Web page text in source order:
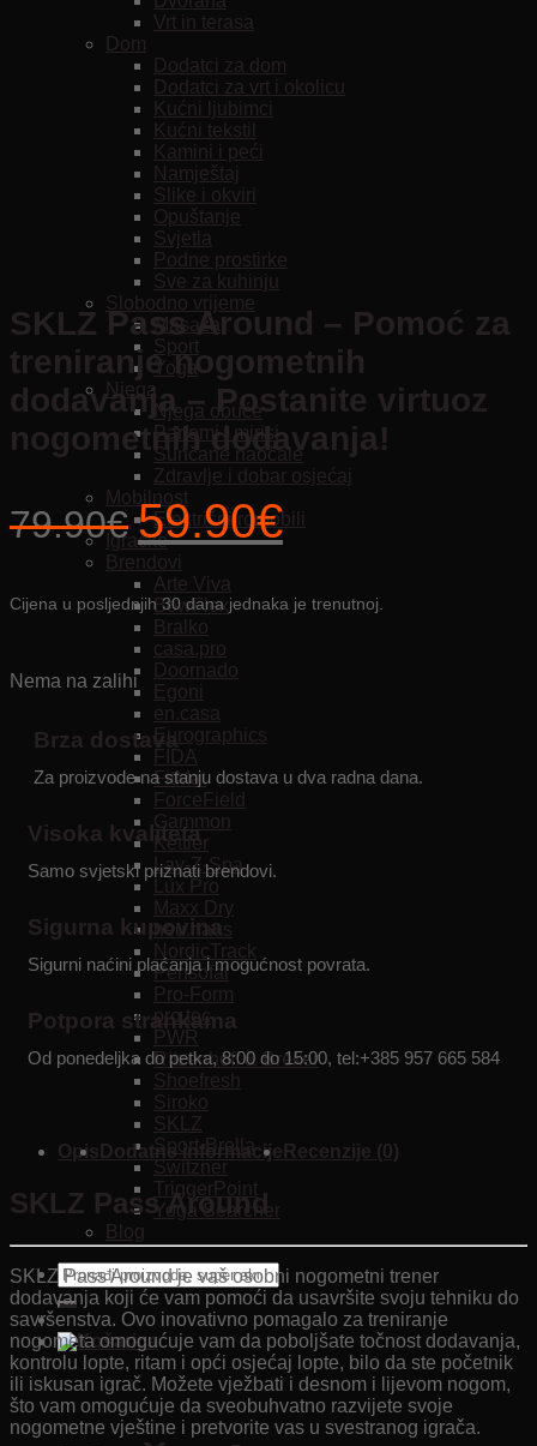
Vrt in terasa
Dom
Dodatci za dom
Dodatci za vrt i okolicu
Kućni ljubimci
Kućni tekstil
Kamini i peći
Namještaj
Slike i okviri
Opuštanje
Svjetla
Podne prostirke
Sve za kuhinju
Slobodno vrijeme
Masaža
Sport
Yoga
Njega
Njega obuće
Parfemi i mirisi
Sunčane naočale
Zdravlje i dobar osjećaj
Mobilnost
Električni romobili
Igračke
Brendovi
Arte Viva
BowFlex
Bralko
casa.pro
Doornado
Egoni
en.casa
Eurographics
FIDA
FitMat
ForceField
Gammon
Kettler
Lay-Z-Spa
Lux Pro
Maxx Dry
neu.haus
NordicTrack
Pensofal
Pro-Form
pro.tec
PWR
Ritzenhoff & Breker
Shoefresh
Siroko
SKLZ
Sport-Brella
Switzner
TriggerPoint
Yoga Searcher
Blog
Pretraži:
SKLZ Pass Around – Pomoć za
treniranje nogometnih
dodavanja – Postanite virtuoz
nogometnih dodavanja!
79.90€ Izvorna
cijena
bila
je:
79.90€.
59.90€Trenutna
cijena
je:
Cijena u posljednjih 30 dana jednaka je trenutnoj.
Nema na zalihi
Brza dostava
Za proizvode na stanju dostava u dva radna dana.
Visoka kvaliteta
Samo svjetski priznati brendovi.
Sigurna kupovina
Sigurni naćini plaćanja i mogućnost povrata.
Potpora strankama
Od ponedeljka do petka, 8:00 do 15:00, tel:+385 957 665 584
Opis Dodatne informacije Recenzije (0)
SKLZ Pass Around
SKLZ Pass Around je vaš osobni nogometni trener
dodavanja koji će vam pomoći da usavršite svoju tehniku ​​do
savršenstva. Ovo inovativno pomagalo za treniranje
nogometa omogućuje vam da poboljšate točnost dodavanja,
kontrolu lopte, ritam i opći osjećaj lopte, bilo da ste početnik
ili iskusan igrač. Možete vježbati i desnom i lijevom nogom,
što vam omogućuje da sveobuhvatno razvijete svoje
nogometne vještine i pretvorite vas u svestranog igrača.